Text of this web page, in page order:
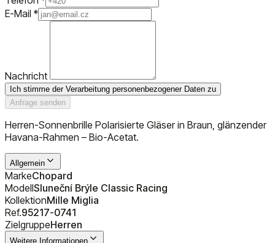
E-Mail *
Nachricht
Ich stimme der Verarbeitung personenbezogener Daten zu
Anfrage senden
Herren-Sonnenbrille Polarisierte Gläser in Braun, glänzender
Havana-Rahmen – Bio-Acetat.
Allgemein
MarkeChopard
ModellSluneční Brýle Classic Racing
KollektionMille Miglia
Ref.95217-0741
ZielgruppeHerren
Weitere Informationen